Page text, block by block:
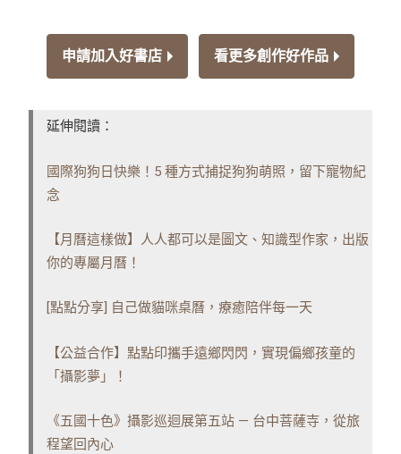
申請加入好書店 看更多創作好作品
延伸閱讀：
國際狗狗日快樂！5 種方式捕捉狗狗萌照，留下寵物紀
念
【月曆這樣做】人人都可以是圖文、知識型作家，出版
你的專屬月曆！
[點點分享] 自己做貓咪桌曆，療癒陪伴每一天
【公益合作】點點印攜手遠鄉閃閃，實現偏鄉孩童的
「攝影夢」！
《五國十色》攝影巡迴展第五站 — 台中菩薩寺，從旅
程望回內心